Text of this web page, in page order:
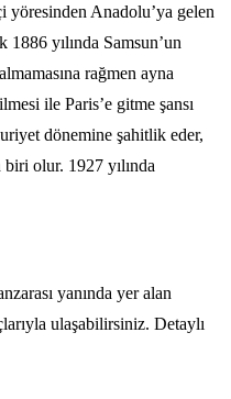
yöresinden Anadolu’ya gelen
yılında Samsun’un
rağmen ayna
ile Paris’e gitme şansı
dönemine şahitlik eder,
olur. 1927 yılında
yanında yer alan
ulaşabilirsiniz. Detaylı